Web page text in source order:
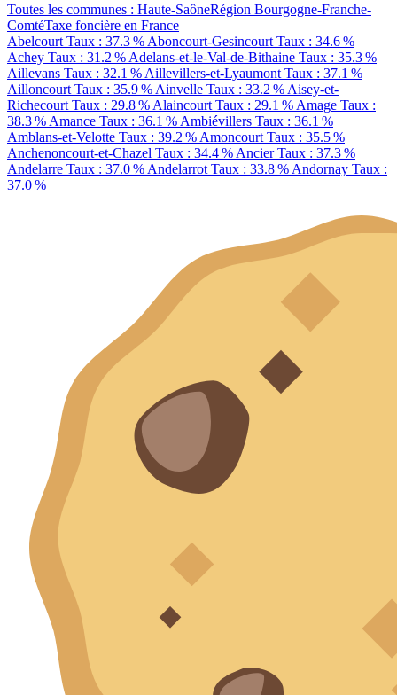
Toutes les communes : Haute-SaôneRégion Bourgogne-Franche-
ComtéTaxe foncière en France
Abelcourt Taux : 37.3 % Aboncourt-Gesincourt Taux : 34.6 %
Achey Taux : 31.2 % Adelans-et-le-Val-de-Bithaine Taux : 35.3 %
Aillevans Taux : 32.1 % Aillevillers-et-Lyaumont Taux : 37.1 %
Ailloncourt Taux : 35.9 % Ainvelle Taux : 33.2 % Aisey-et-
Richecourt Taux : 29.8 % Alaincourt Taux : 29.1 % Amage Taux :
38.3 % Amance Taux : 36.1 % Ambiévillers Taux : 36.1 %
Amblans-et-Velotte Taux : 39.2 % Amoncourt Taux : 35.5 %
Anchenoncourt-et-Chazel Taux : 34.4 % AncierTaux : 37.3 %
Andelarre Taux : 37.0 % Andelarrot Taux : 33.8 % Andornay Taux :
37.0 %